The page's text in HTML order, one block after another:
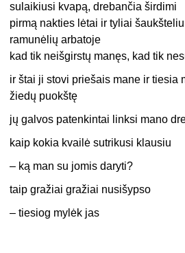
sulaikiusi kvapą, drebančia širdimi
pirmą nakties lėtai ir tyliai
ramunėlių arbatoje
kad tik neišgirstų manęs, kad tik
ir štai ji stovi priešais mane ir tiesia
žiedų puokštę
jų galvos patenkintai linksi mano
kaip kokia kvailė sutrikusi klausiu
– ką man su jomis daryti?
taip gražiai gražiai nusišypso
– tiesiog mylėk jas